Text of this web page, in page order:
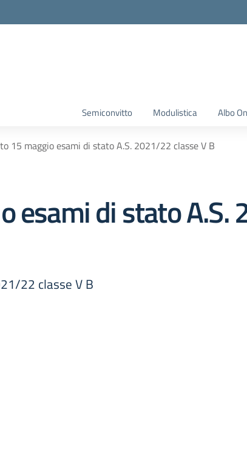
Semiconvitto Modulistica Albo
15 maggio esami di stato A.S. 2021/22 classe V B
esami di stato A.S.
22 classe V B